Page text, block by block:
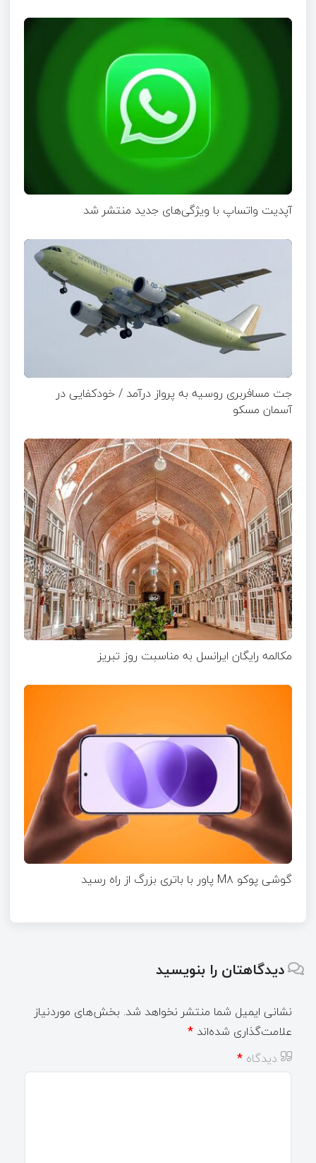
آپدیت‌ واتساپ با ویژگی‌های جدید منتشر شد
جت مسافربری روسیه به پرواز درآمد / خودکفایی در
آسمان مسکو
مکالمه رایگان ایرانسل به مناسبت روز تبریز
گوشی پوکو M۸ پاور با باتری بزرگ از راه رسید
دیدگاهتان را بنویسید
نشانی ایمیل شما منتشر نخواهد شد. بخش‌های موردنیاز
علامت‌گذاری شده‌اند *
دیدگاه *